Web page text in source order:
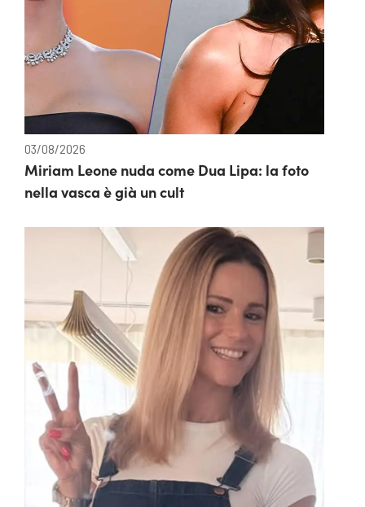
03/08/2026
Miriam Leone nuda come Dua Lipa: la foto
nella vasca è già un cult